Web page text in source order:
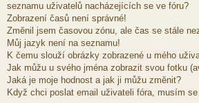
seznamu uživatelů nacházejících se ve fóru?
Zobrazení časů není správné!
Změnil jsem časovou zónu, ale čas se stále
Můj jazyk není na seznamu!
K čemu slouží obrázky zobrazené u mého
Jak můžu u svého jména zobrazit svou fotku
Jaká je moje hodnost a jak ji můžu změnit?
Když chci poslat email uživateli fóra, musím